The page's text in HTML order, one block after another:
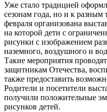
Уже стало традицией
сезонам года, но и к разным
февраля организована
на которой дети с
рисунки с изображением
наземного, воздушного и
Такие мероприятия
защитникам Отечества,
также предоставить
Родители и посетители
получили положительные
рисунков детей.